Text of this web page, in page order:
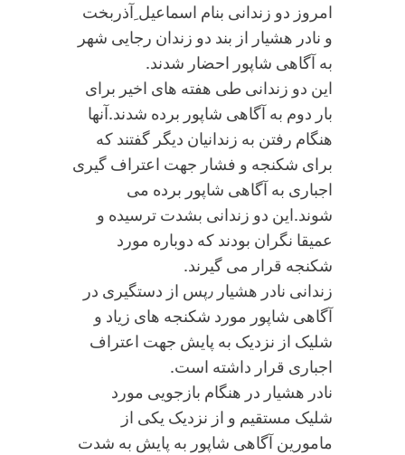
امروز دو زندانی بنام اسماعیل ِآذربخت
و نادر هشیار از بند دو زندان رجایی شهر
به آگاهی شاپور احضار شدند.
این دو زندانی طی هفته های اخیر برای
بار دوم به آگاهی شاپور برده شدند.آنها
هنگام رفتن به زندانیان دیگر گفتند که
برای شکنجه و فشار جهت اعتراف گیری
اجباری به آگاهی شاپور برده می
شوند.این دو زندانی بشدت ترسیده و
عمیقا نگران بودند که دوباره مورد
شکنجه قرار می گیرند.
زندانی نادر هشیار ٫پس از دستگیری در
آگاهی شاپور مورد شکنجه های زیاد و
شلیک از نزدیک به پایش جهت اعتراف
اجباری قرار داشته است.
نادر هشیار در هنگام بازجویی مورد
شلیک مستقیم و از نزدیک یکی از
مامورین آگاهی شاپور به پایش به شدت